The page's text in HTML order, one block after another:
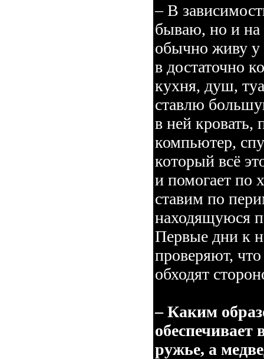
– В
бываю, но и на
обычно живу у
в достаточно
кухня, душ,
ставлю
в ней кровать,
компьютер,
который всё
и помогает по
ставим по
находящуюся
Первые дни к
проверяют,
обходят
– Каким
обеспечивает
ружье, а